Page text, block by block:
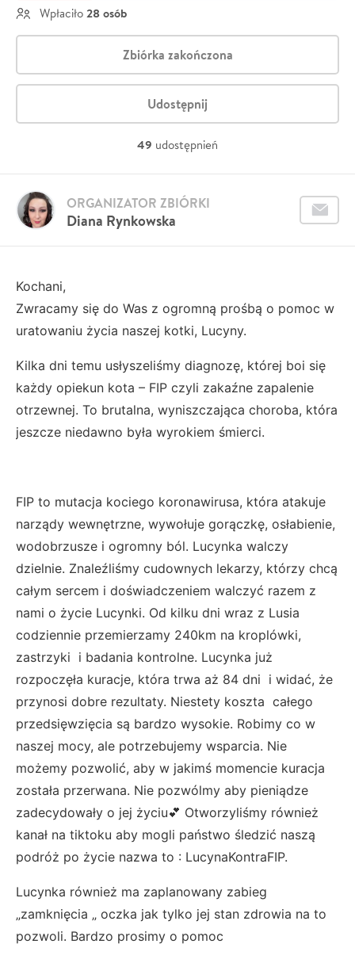
Wpłaciło 28 osób
Zbiórka zakończona
Udostępnij
49 udostępnień
Diana Rynkowska
ORGANIZATOR ZBIÓRKI
Kochani,
Zwracamy się do Was z ogromną prośbą o pomoc w
uratowaniu życia naszej kotki, Lucyny.
Kilka dni temu usłyszeliśmy diagnozę, której boi się
każdy opiekun kota – FIP czyli zakaźne zapalenie
otrzewnej. To brutalna, wyniszczająca choroba, która
jeszcze niedawno była wyrokiem śmierci.
FIP to mutacja kociego koronawirusa, która atakuje
narządy wewnętrzne, wywołuje gorączkę, osłabienie,
wodobrzusze i ogromny ból. Lucynka walczy
dzielnie. Znaleźliśmy cudownych lekarzy, którzy chcą
całym sercem i doświadczeniem walczyć razem z
nami o życie Lucynki. Od kilku dni wraz z Lusia
codziennie przemierzamy 240km na kroplówki,
zastrzyki i badania kontrolne. Lucynka już
rozpoczęła kuracje, która trwa aż 84 dni i widać, że
przynosi dobre rezultaty. Niestety koszta całego
przedsięwzięcia są bardzo wysokie. Robimy co w
naszej mocy, ale potrzebujemy wsparcia. Nie
możemy pozwolić, aby w jakimś momencie kuracja
została przerwana. Nie pozwólmy aby pieniądze
zadecydowały o jej życiu💕 Otworzyliśmy również
kanał na tiktoku aby mogli państwo śledzić naszą
podróż po życie nazwa to : LucynaKontraFIP.
Lucynka również ma zaplanowany zabieg
„zamknięcia „ oczka jak tylko jej stan zdrowia na to
pozwoli. Bardzo prosimy o pomoc